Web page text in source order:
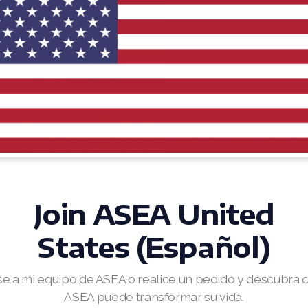
Join ASEA United
States (Español)
a mi equipo de ASEA o realice un pedido y descubra
ASEA puede transformar su vida.